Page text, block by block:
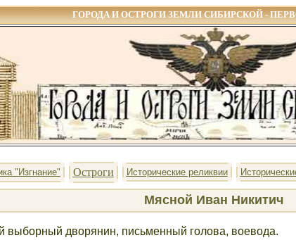
ГОРОДА И ОСТРОГИ ЗЕМЛИ СИБИРСКОЙ -
"Изгнание" Остроги Исторические реликвии
Мясной Иван Никитич
выборный дворянин, письменный голова, воевода.